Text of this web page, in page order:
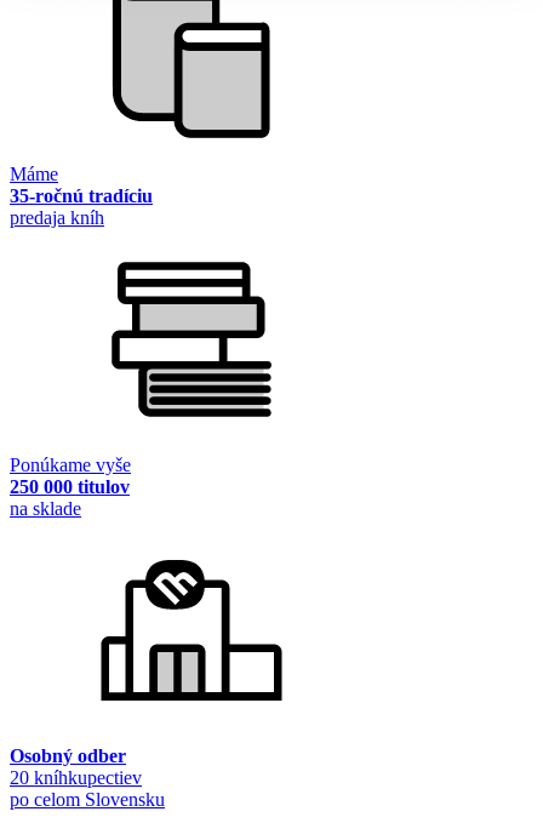
Máme
35-ročnú tradíciu
predaja kníh
Ponúkame vyše
250 000 titulov
na sklade
Osobný odber
20 kníhkupectiev
po celom Slovensku